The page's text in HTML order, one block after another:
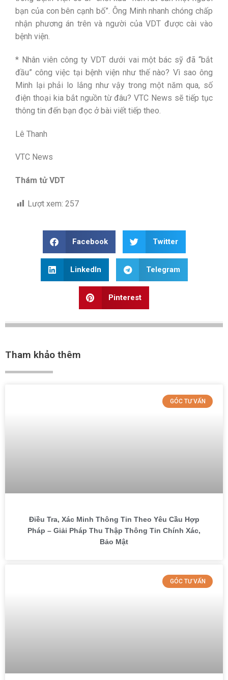
bạn của con bên cạnh bố”. Ông Minh nhanh chóng chấp
nhận phương án trên và người của VDT được cài vào
bệnh viện.
* Nhân viên công ty VDT dưới vai một bác sỹ đã “bắt
đầu” công việc tại bệnh viện như thế nào? Vì sao ông
Minh lại phải lo lắng như vậy trong một năm qua, số
điện thoại kia bắt nguồn từ đâu? VTC News sẽ tiếp tục
thông tin đến bạn đọc ở bài viết tiếp theo.
Lê Thanh
VTC News
Thám tử VDT
Lượt xem: 257
Facebook Twitter
LinkedIn Telegram
Pinterest
Tham khảo thêm
GÓC TƯ VẤN
Điều Tra, Xác Minh Thông Tin Theo Yêu Cầu Hợp
Pháp – Giải Pháp Thu Thập Thông Tin Chính Xác,
Bảo Mật
GÓC TƯ VẤN